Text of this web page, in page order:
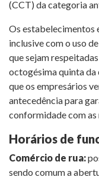
(CCT) da categoria
Os estabelecimentos
inclusive com o uso
que sejam
octogésima quinta da
que os empresários
antecedência para
conformidade com as
Horários de
Comércio de rua:
sendo comum a